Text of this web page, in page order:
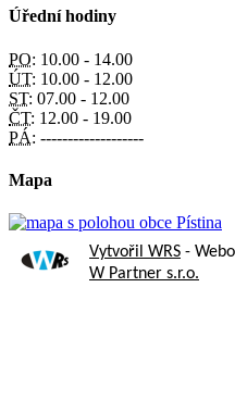
Úřední hodiny
PO: 10.00 - 14.00
ÚT: 10.00 - 12.00
ST: 07.00 - 12.00
ČT: 12.00 - 19.00
PÁ: -------------------
Mapa
Vytvořil WRS -
W Partner s.r.o.